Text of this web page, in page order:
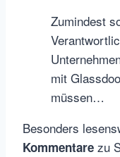
Zumindest
mit
müssen…
Besonders
Kommentare zu